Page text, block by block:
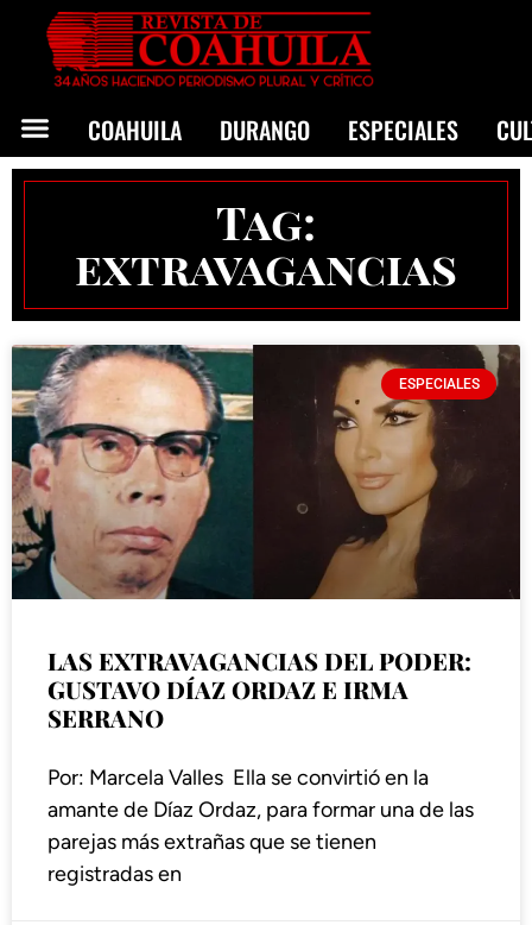
COAHUILA DURANGO ESPECIALES
Tag:
extravagancias
ESPECIALES
LAS EXTRAVAGANCIAS DEL PODER:
GUSTAVO DÍAZ ORDAZ E IRMA
SERRANO
Por: Marcela Valles Ella se convirtió en la
amante de Díaz Ordaz, para formar una de las
parejas más extrañas que se tienen
registradas en